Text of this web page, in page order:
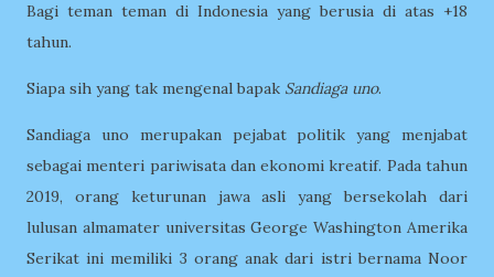
Bagi teman teman di Indonesia yang berusia di atas +18
tahun.
Siapa sih yang tak mengenal bapak Sandiaga uno.
Sandiaga uno merupakan pejabat politik yang menjabat
sebagai menteri pariwisata dan ekonomi kreatif. Pada tahun
2019, orang keturunan jawa asli yang bersekolah dari
lulusan almamater universitas George Washington Amerika
Serikat ini memiliki 3 orang anak dari istri bernama Noor